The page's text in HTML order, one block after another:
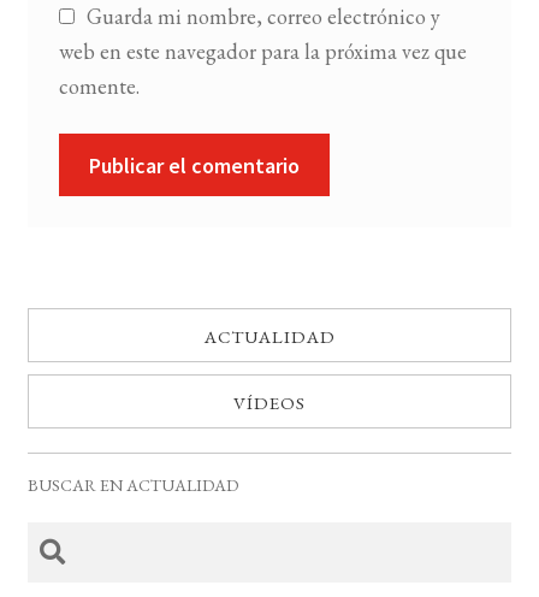
Guarda mi nombre, correo electrónico y
web en este navegador para la próxima vez que
comente.
ACTUALIDAD
VÍDEOS
BUSCAR EN ACTUALIDAD